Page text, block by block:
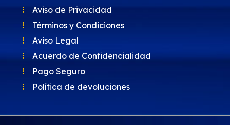
Aviso de Privacidad
Términos y Condiciones
Aviso Legal
Acuerdo de Confidencialidad
Pago Seguro
Política de devoluciones